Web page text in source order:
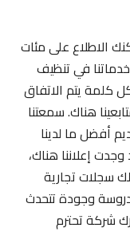
على مئات
في تنظيف
يتم الاتفاق
هناك. سمعتنا
ما لدينا
إعلاننا هناك،
تجارية
وجودة تتحدث
تحترم